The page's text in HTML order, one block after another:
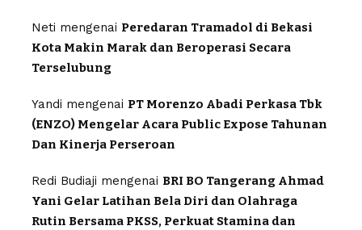
Neti mengenai Peredaran Tramadol di Bekasi
Kota Makin Marak dan Beroperasi Secara
Terselubung
Yandi mengenai PT Morenzo Abadi Perkasa Tbk
(ENZO) Mengelar Acara Public Expose Tahunan
Dan Kinerja Perseroan
Redi Budiaji mengenai BRI BO Tangerang Ahmad
Yani Gelar Latihan Bela Diri dan Olahraga
Rutin Bersama PKSS, Perkuat Stamina dan